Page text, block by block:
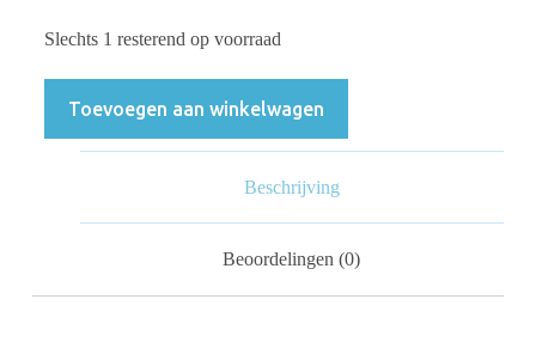
Slechts 1 resterend op voorraad
Toevoegen aan winkelwagen
Beschrijving
Beoordelingen (0)